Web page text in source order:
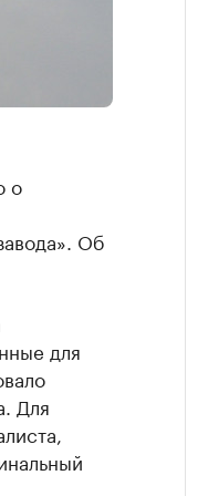
о
Об
для
Для